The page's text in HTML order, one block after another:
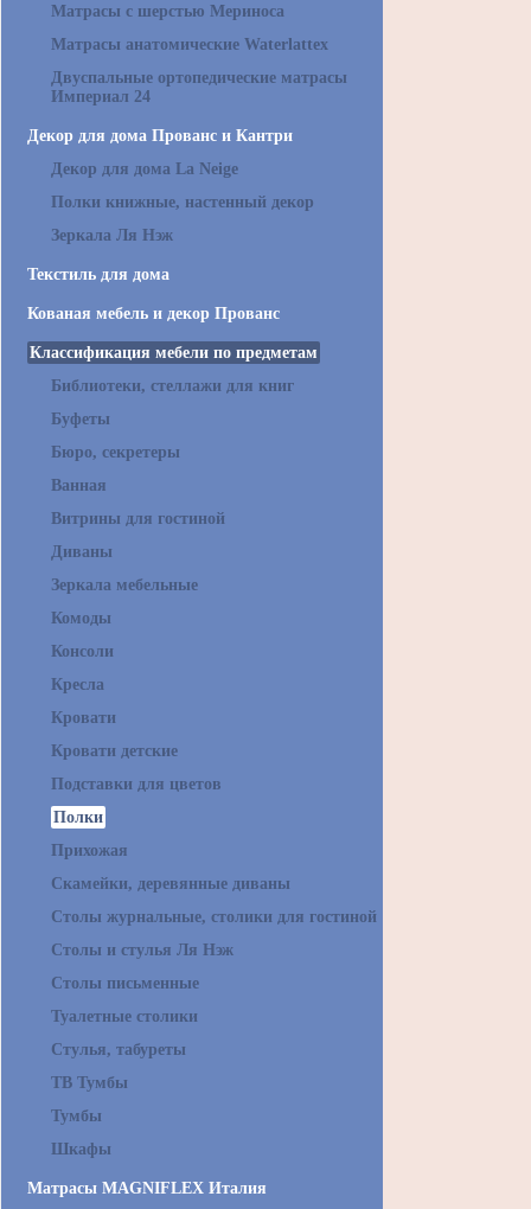
Матрасы с шерстью Мериноса
Матрасы анатомические Waterlattex
Двуспальные ортопедические матрасы
Империал 24
Декор для дома Прованс и Кантри
Декор для дома La Neige
Полки книжные, настенный декор
Зеркала Ля Нэж
Текстиль для дома
Кованая мебель и декор Прованс
Классификация мебели по предметам
Библиотеки, стеллажи для книг
Буфеты
Бюро, секретеры
Ванная
Витрины для гостиной
Диваны
Зеркала мебельные
Комоды
Консоли
Кресла
Кровати
Кровати детские
Подставки для цветов
Полки
Прихожая
Скамейки, деревянные диваны
Столы журнальные, столики для гостиной
Столы и стулья Ля Нэж
Столы письменные
Туалетные столики
Стулья, табуреты
ТВ Тумбы
Тумбы
Шкафы
Матрасы MAGNIFLEX Италия